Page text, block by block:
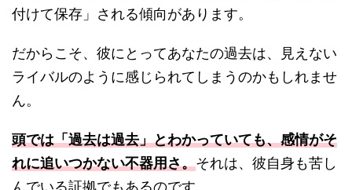
付けて保存」される傾向があります。
だからこそ、彼にとってあなたの過去は、見えない
ライバルのように感じられてしまうのかもしれませ
ん。
頭では「過去は過去」とわかっていても、感情がそ
れに追いつかない不器用さ。それは、彼自身も苦し
んでいる証拠でもあるのです。